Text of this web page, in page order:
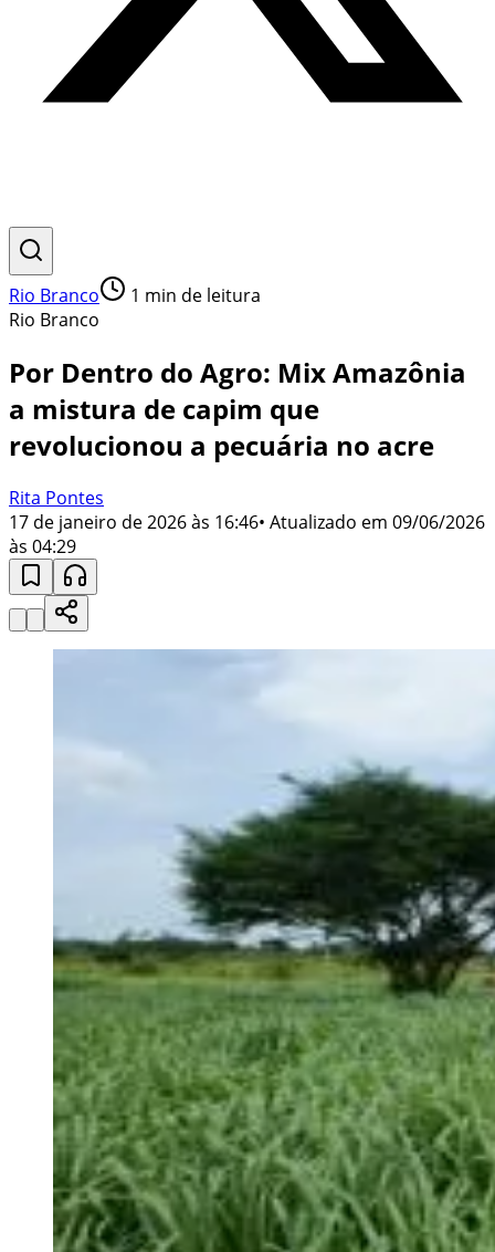
Rio Branco 1 min de leitura
Rio Branco
Por Dentro do Agro: Mix Amazônia
a mistura de capim que
revolucionou a pecuária no acre
Rita Pontes
17 de janeiro de 2026 às 16:46• Atualizado em 09/06/2026
às 04:29